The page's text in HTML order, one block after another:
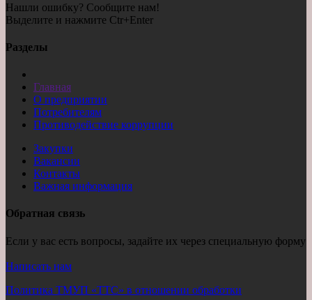
Нашли ошибку? Сообщите нам!
Выделите и нажмите Ctr+Enter
Разделы
Главная
О предприятии
Потребителям
Противодействие коррупции
Закупки
Вакансии
Контакты
Важная информация
Обратная связь
Если у вас есть вопросы, задайте их через специальную форму
Написать нам
Политика ТМУП «ТТС» в отношении обработки